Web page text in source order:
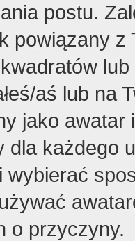
postu.
powiązany z
aś lub na
jako
dla każdego
wybierać
o przyczyny.